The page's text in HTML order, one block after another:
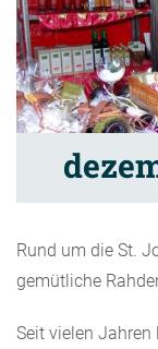
Rund um die St.
gemütliche
Seit vielen